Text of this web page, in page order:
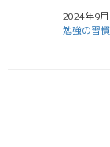
2024年9
勉強の習慣